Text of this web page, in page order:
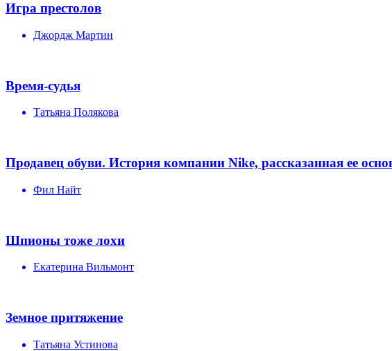
Игра престолов
Джордж Мартин
Время-судья
Татьяна Полякова
Продавец обуви. История компании Nike, рассказанная ее
Фил Найт
Шпионы тоже лохи
Екатерина Вильмонт
Земное притяжение
Татьяна Устинова